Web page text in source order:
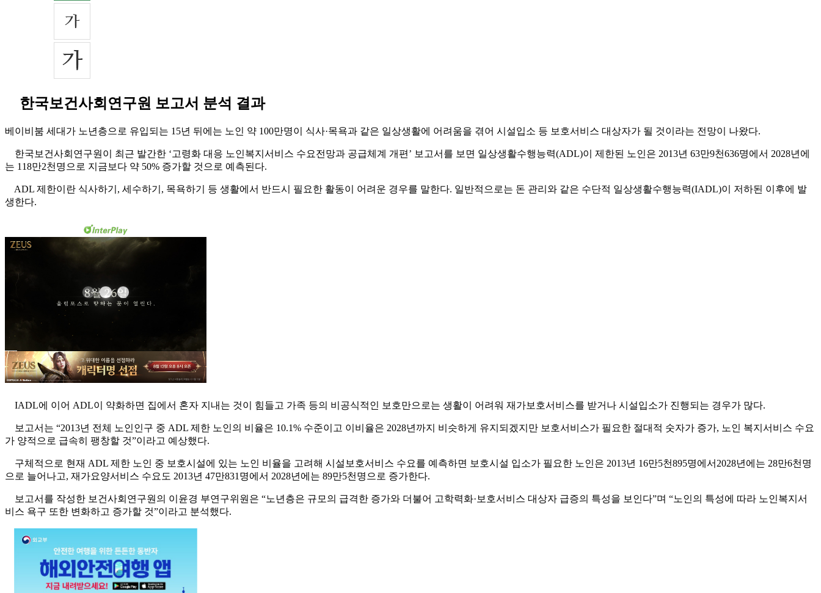
한국보건사회연구원 보고서 분석 결과
베이비붐 세대가 노년층으로 유입되는 15년 뒤에는 노인 약 100만명이 식사·목욕과 같은 일상생활에 어려움을 겪어 시설입소 등 보호서비스 대상자가 될 것이라는 전망이 나왔다.
한국보건사회연구원이 최근 발간한 ‘고령화 대응 노인복지서비스 수요전망과 공급체계 개편’ 보고서를 보면 일상생활수행능력(ADL)이 제한된 노인은 2013년 63만9천636명에서 2028년에
는 118만2천명으로 지금보다 약 50% 증가할 것으로 예측된다.
ADL 제한이란 식사하기, 세수하기, 목욕하기 등 생활에서 반드시 필요한 활동이 어려운 경우를 말한다. 일반적으로는 돈 관리와 같은 수단적 일상생활수행능력(IADL)이 저하된 이후에 발
생한다.
IADL에 이어 ADL이 약화하면 집에서 혼자 지내는 것이 힘들고 가족 등의 비공식적인 보호만으로는 생활이 어려워 재가보호서비스를 받거나 시설입소가 진행되는 경우가 많다.
보고서는 “2013년 전체 노인인구 중 ADL 제한 노인의 비율은 10.1% 수준이고 이비율은 2028년까지 비슷하게 유지되겠지만 보호서비스가 필요한 절대적 숫자가 증가, 노인 복지서비스 수요
가 양적으로 급속히 팽창할 것”이라고 예상했다.
구체적으로 현재 ADL 제한 노인 중 보호시설에 있는 노인 비율을 고려해 시설보호서비스 수요를 예측하면 보호시설 입소가 필요한 노인은 2013년 16만5천895명에서2028년에는 28만6천명
으로 늘어나고, 재가요양서비스 수요도 2013년 47만831명에서 2028년에는 89만5천명으로 증가한다.
보고서를 작성한 보건사회연구원의 이윤경 부연구위원은 “노년층은 규모의 급격한 증가와 더불어 고학력화·보호서비스 대상자 급증의 특성을 보인다”며 “노인의 특성에 따라 노인복지서
비스 욕구 또한 변화하고 증가할 것”이라고 분석했다.